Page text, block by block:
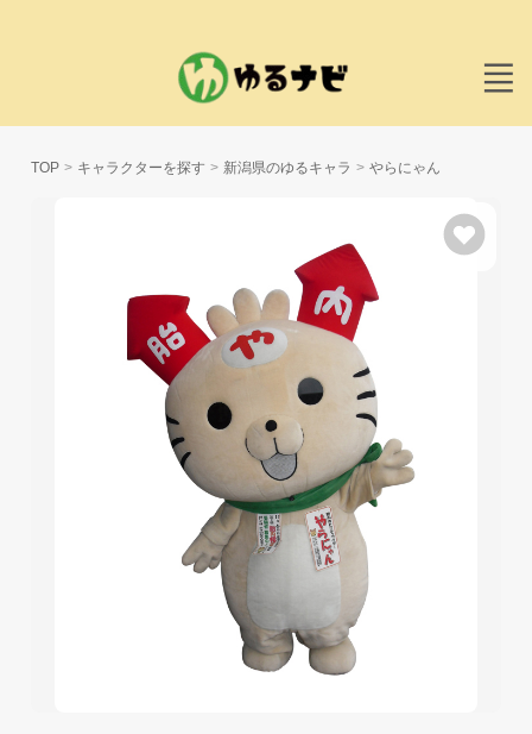
TOP キャラクターを探す 新潟県のゆるキャラ やらにゃん